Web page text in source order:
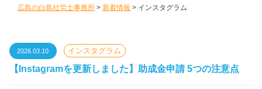
広島の白島社労士事務所 >新着情報 > インスタグラム
2026.03.10 インスタグラム
【Instagramを更新しました】助成金申請 5つの注意点